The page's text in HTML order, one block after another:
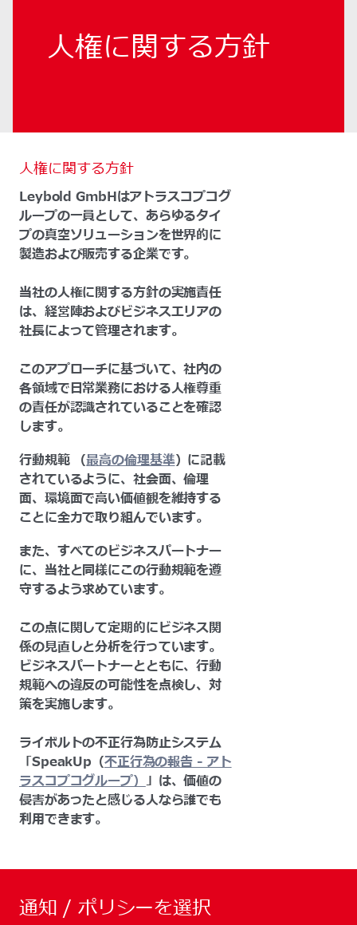
人権に関する方針
人権に関する方針
Leybold GmbHはアトラスコプコグ
ループの一員として、あらゆるタイ
プの真空ソリューションを世界的に
製造および販売する企業です。
当社の人権に関する方針の実施責任
は、経営陣およびビジネスエリアの
社長によって管理されます。
このアプローチに基づいて、社内の
各領域で日常業務における人権尊重
の責任が認識されていることを確認
します。
行動規範 （最高の倫理基準）に記載
されているように、社会面、倫理
面、環境面で高い価値観を維持する
ことに全力で取り組んでいます。
また、すべてのビジネスパートナー
に、当社と同様にこの行動規範を遵
守するよう求めています。
この点に関して定期的にビジネス関
係の見直しと分析を行っています。
ビジネスパートナーとともに、行動
規範への違反の可能性を点検し、対
策を実施します。
ライボルトの不正行為防止システム
「SpeakUp（不正行為の報告 - アト
ラスコプコグループ）」は、価値の
侵害があったと感じる人なら誰でも
利用できます。
通知 / ポリシーを選択